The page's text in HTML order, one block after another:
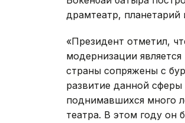
драмтеатр, планетарий
«Президент отметил,
модернизации
страны сопряжены с
развитие данной
поднимавшихся много
театра. В этом году он